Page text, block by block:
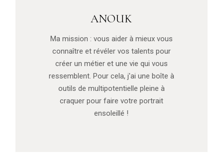
ANOUK
Ma mission : vous aider à mieux vous
connaître et révéler vos talents pour
créer un métier et une vie qui vous
ressemblent. Pour cela, j'ai une boîte à
outils de multipotentielle pleine à
craquer pour faire votre portrait
ensoleillé !